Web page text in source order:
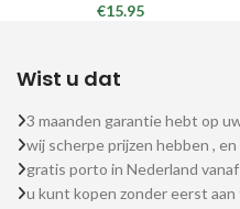
€15.95
Wist u dat
3 maanden garantie hebt op
wij scherpe prijzen hebben ,
gratis porto in Nederland
u kunt kopen zonder eerst